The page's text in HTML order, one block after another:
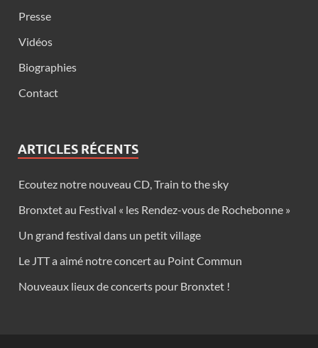
Presse
Vidéos
Biographies
Contact
ARTICLES RÉCENTS
Ecoutez notre nouveau CD, Train to the sky
Bronxtet au Festival « les Rendez-vous de Rochebonne »
Un grand festival dans un petit village
Le JTT a aimé notre concert au Point Commun
Nouveaux lieux de concerts pour Bronxtet !